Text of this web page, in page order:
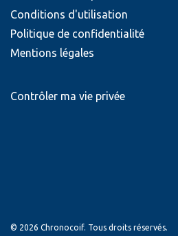
Conditions d'utilisation
Politique de confidentialité
Mentions légales
Contrôler ma vie privée
© 2026 Chronocoif. Tous droits réservés.